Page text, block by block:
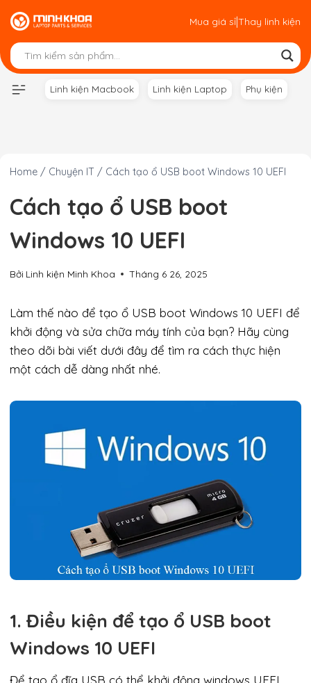
Skip
to
content
Mua giá sỉ|Thay linh kiện
Linh kiện Macbook Linh kiện Laptop Phụ kiện
Home / Chuyện IT / Cách tạo ổ USB boot Windows 10 UEFI
Cách tạo ổ USB boot
Windows 10 UEFI
Bởi Linh kiện Minh Khoa Tháng 6 26, 2025
Làm thế nào để tạo ổ USB boot Windows 10 UEFI để
khởi động và sửa chữa máy tính của bạn? Hãy cùng
theo dõi bài viết dưới đây để tìm ra cách thực hiện
một cách dễ dàng nhất nhé.
1. Điều kiện để tạo ổ USB boot
Windows 10 UEFI